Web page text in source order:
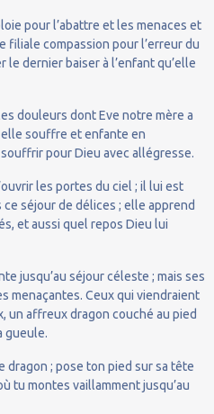
pour l’abattre et les menaces et
filiale compassion pour l’erreur du
dernier baiser à l’enfant qu’elle
douleurs dont Eve notre mère a
souffre et enfante en
pour Dieu avec allégresse.
les portes du ciel ; il lui est
séjour de délices ; elle apprend
et aussi quel repos Dieu lui
jusqu’au séjour céleste ; mais ses
menaçantes. Ceux qui viendraient
un affreux dragon couché au pied
gueule.
dragon ; pose ton pied sur sa tête
tu montes vaillamment jusqu’au